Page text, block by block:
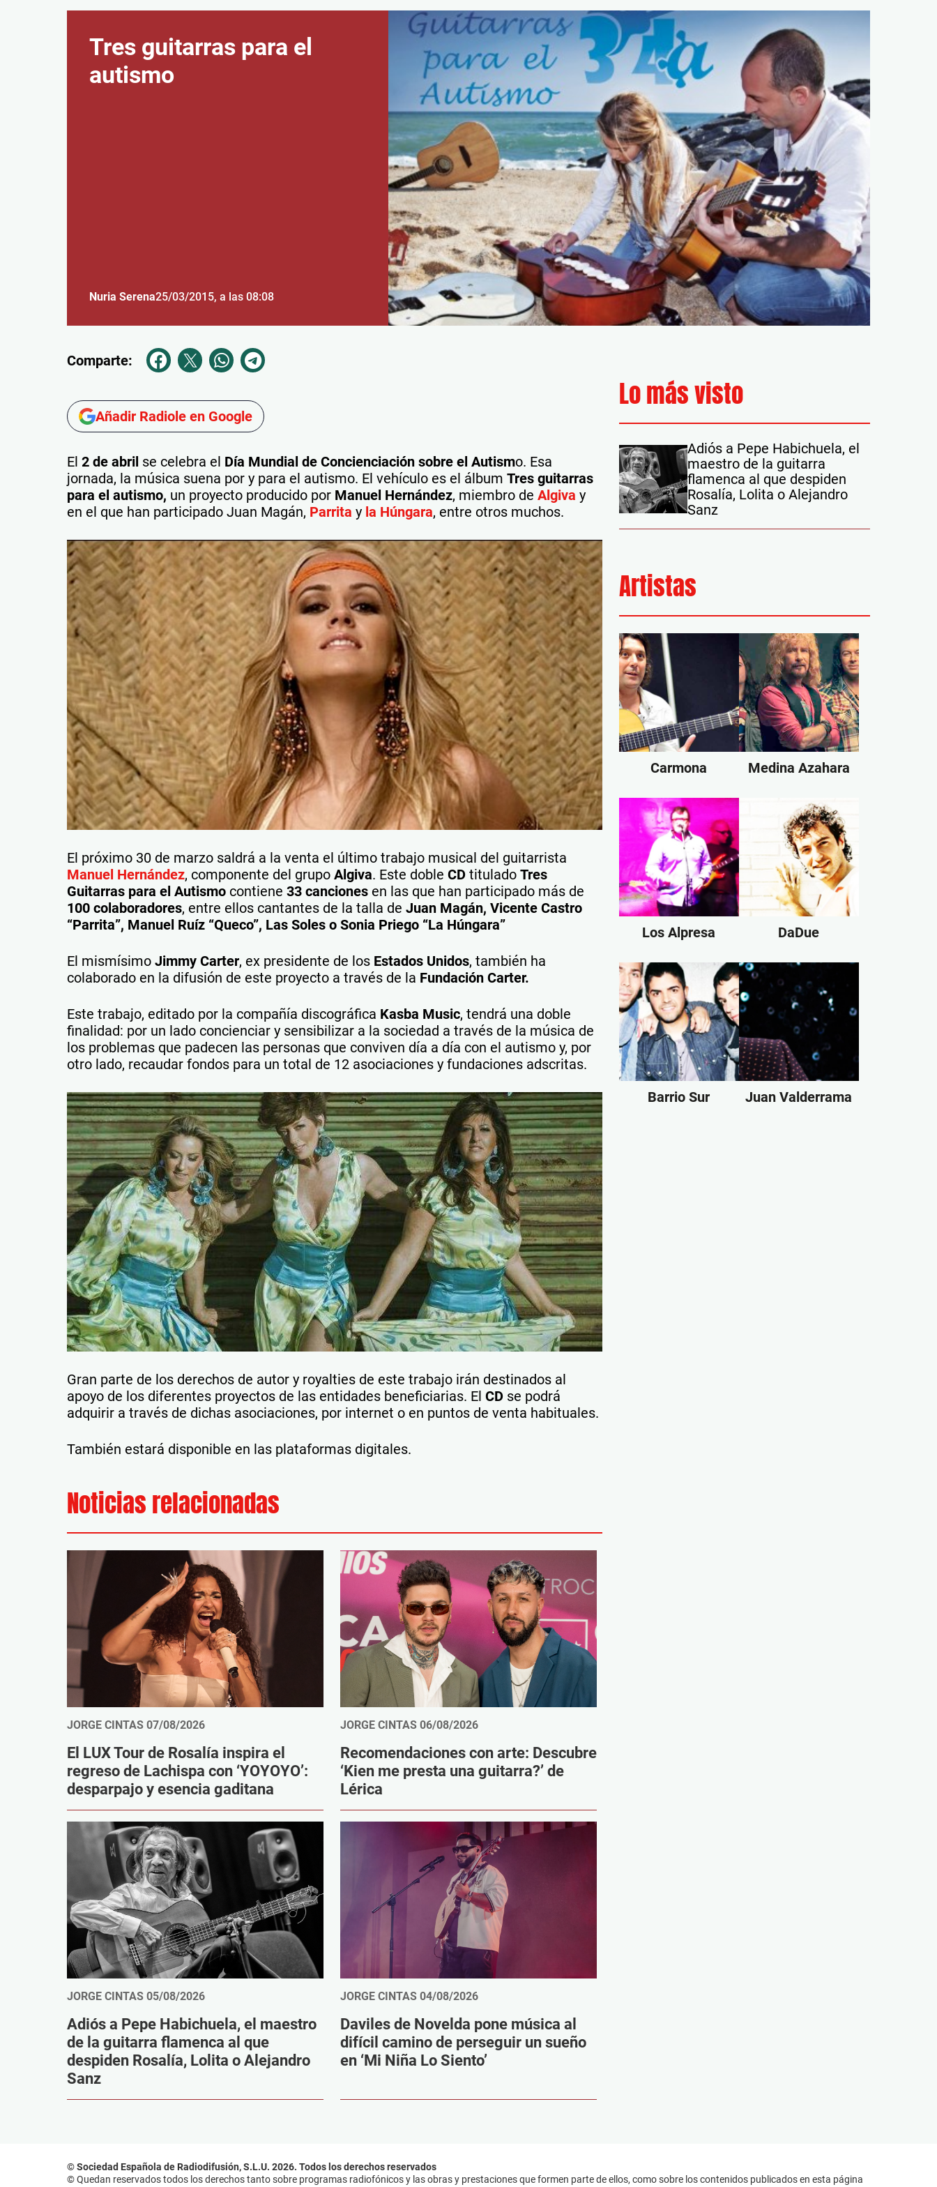
Tres guitarras para el
autismo
Nuria Serena25/03/2015, a las 08:08
Comparte:
Añadir Radiole en Google
El 2 de abril se celebra el Día Mundial de Concienciación sobre el Autismo. Esa
jornada, la música suena por y para el autismo. El vehículo es el álbum Tres guitarras
para el autismo, un proyecto producido por Manuel Hernández, miembro de Algiva y
en el que han participado Juan Magán, Parrita y la Húngara, entre otros muchos.
El próximo 30 de marzo saldrá a la venta el último trabajo musical del guitarrista
Manuel Hernández, componente del grupo Algiva. Este doble CD titulado Tres
Guitarras para el Autismo contiene 33 canciones en las que han participado más de
100 colaboradores, entre ellos cantantes de la talla de Juan Magán, Vicente Castro
“Parrita”, Manuel Ruíz “Queco”, Las Soles o Sonia Priego “La Húngara”
El mismísimo Jimmy Carter, ex presidente de los Estados Unidos, también ha
colaborado en la difusión de este proyecto a través de la Fundación Carter.
Este trabajo, editado por la compañía discográfica Kasba Music, tendrá una doble
finalidad: por un lado concienciar y sensibilizar a la sociedad a través de la música de
los problemas que padecen las personas que conviven día a día con el autismo y, por
otro lado, recaudar fondos para un total de 12 asociaciones y fundaciones adscritas.
Gran parte de los derechos de autor y royalties de este trabajo irán destinados al
apoyo de los diferentes proyectos de las entidades beneficiarias. El CD se podrá
adquirir a través de dichas asociaciones, por internet o en puntos de venta habituales.
También estará disponible en las plataformas digitales.
Noticias relacionadas
JORGE CINTAS 07/08/2026
El LUX Tour de Rosalía inspira el
regreso de Lachispa con ‘YOYOYO’:
desparpajo y esencia gaditana
JORGE CINTAS 06/08/2026
Recomendaciones con arte: Descubre
‘Kien me presta una guitarra?’ de
Lérica
JORGE CINTAS 05/08/2026
Adiós a Pepe Habichuela, el maestro
de la guitarra flamenca al que
despiden Rosalía, Lolita o Alejandro
Sanz
JORGE CINTAS 04/08/2026
Daviles de Novelda pone música al
difícil camino de perseguir un sueño
en ‘Mi Niña Lo Siento’
Lo más visto
Adiós a Pepe Habichuela, el
maestro de la guitarra
flamenca al que despiden
Rosalía, Lolita o Alejandro
Sanz
Artistas
Carmona Medina Azahara
Los Alpresa DaDue
Barrio Sur Juan Valderrama
© Sociedad Española de Radiodifusión, S.L.U. 2026. Todos los derechos reservados
© Quedan reservados todos los derechos tanto sobre programas radiofónicos y las obras y prestaciones que formen parte de ellos, como sobre los contenidos publicados en esta página